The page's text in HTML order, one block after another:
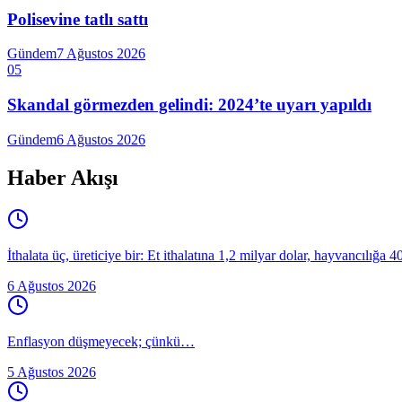
Polisevine tatlı sattı
Gündem7 Ağustos 2026
05
Skandal görmezden gelindi: 2024’te uyarı yapıldı
Gündem6 Ağustos 2026
Haber Akışı
İthalata üç, üreticiye bir: Et ithalatına 1,2 milyar dolar, hayvancılığa
6 Ağustos 2026
Enflasyon düşmeyecek; çünkü…
5 Ağustos 2026